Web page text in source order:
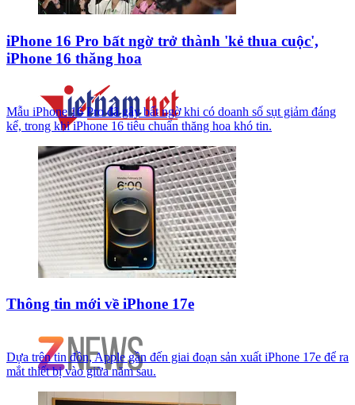
iPhone 16 Pro bất ngờ trở thành 'kẻ thua cuộc',
iPhone 16 thăng hoa
Mẫu iPhone 16 Pro đã gây bất ngờ khi có doanh số sụt giảm đáng
kể, trong khi iPhone 16 tiêu chuẩn thăng hoa khó tin.
Thông tin mới về iPhone 17e
Dựa trên tin đồn, Apple gần đến giai đoạn sản xuất iPhone 17e để ra
mắt thiết bị vào giữa năm sau.